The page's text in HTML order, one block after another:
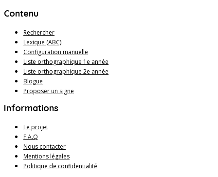
Contenu
Rechercher
Lexique (ABC)
Configuration manuelle
Liste orthographique 1e année
Liste orthographique 2e année
Blogue
Proposer un signe
Informations
Le projet
F.A.Q
Nous contacter
Mentions légales
Politique de confidentialité